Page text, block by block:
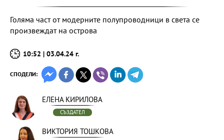
Голяма част от модерните полупроводници в света се
произвеждат на острова
10:52 | 03.04.24 г.
СПОДЕЛИ:
ЕЛЕНА КИРИЛОВА
СЪЗДАТЕЛ
ВИКТОРИЯ ТОШКОВА